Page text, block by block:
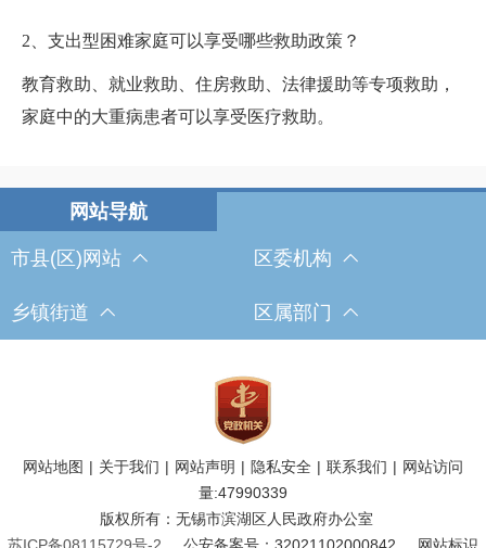
2 、支出型困难家庭可以享受哪些救助政策？
教育救助、就业救助、住房救助、法律援助等专项救助，
家庭中的大重病患者可以享受医疗救助。
市县(区)网站 区委机构
乡镇街道 区属部门
网站地图 | 关于我们 | 网站声明 | 隐私安全 | 联系我们 | 网站访问
量:47990339
版权所有：无锡市滨湖区人民政府办公室